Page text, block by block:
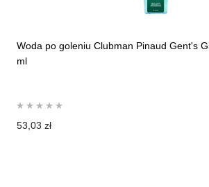
Woda po goleniu Clubman Pinaud Gent's
ml
53,03 zł